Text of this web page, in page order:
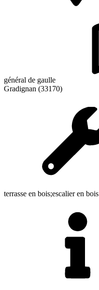
général de gaulle
Gradignan (33170)
terrasse en bois;escalier en bois